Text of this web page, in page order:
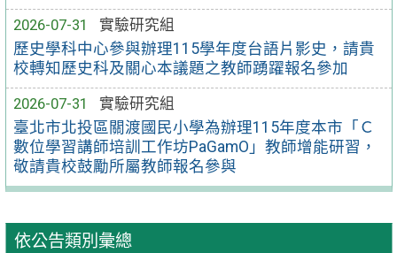
2026-07-31
實驗研究組
歷史學科中心參與辦理115學年度台語片影史，請貴
校轉知歷史科及關心本議題之教師踴躍報名參加
2026-07-31
實驗研究組
臺北市北投區關渡國民小學為辦理115年度本市「Ｃ
數位學習講師培訓工作坊PaGamO」教師增能研習，
敬請貴校鼓勵所屬教師報名參與
依公告類別彙總